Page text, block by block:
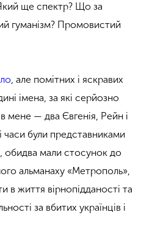
ще спектр? Що за
гуманізм? Промовистий
, але помітних і яскравих
імена, за які серйозно
мене — два Євгенія, Рейн і
були представниками
обидва мали стосунок до
альманаху «Метрополь»,
в життя вірнопідданості та
за вбитих українців і